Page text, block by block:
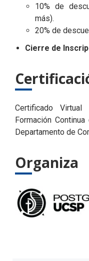
10% de
más).
20% de
Cierre de
Certificado
Formación
Departamento de
Organiza